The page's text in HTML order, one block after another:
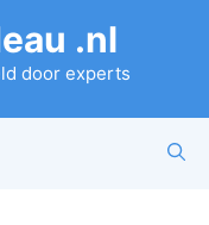
.nl
door experts